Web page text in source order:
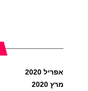
אפריל 2020
מרץ 2020